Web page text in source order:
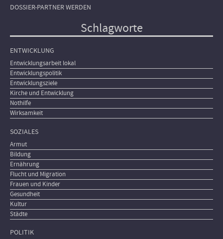
DOSSIER-PARTNER WERDEN
Schlagworte
ENTWICKLUNG
Entwicklungsarbeit lokal
Entwicklungspolitik
Entwicklungsziele
Kirche und Entwicklung
Nothilfe
Wirksamkeit
SOZIALES
Armut
Bildung
Ernährung
Flucht und Migration
Frauen und Kinder
Gesundheit
Kultur
Städte
POLITIK